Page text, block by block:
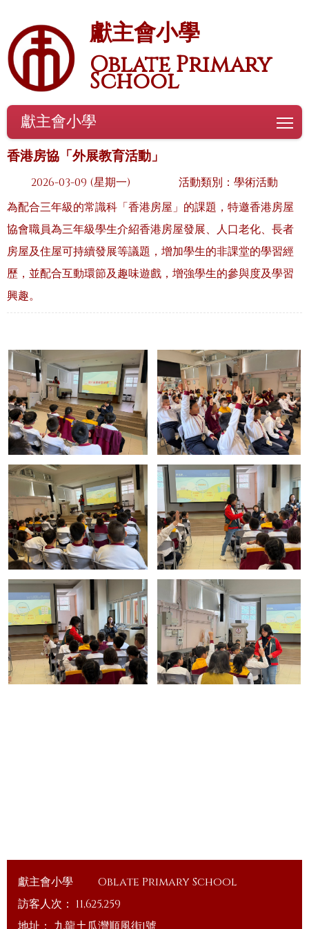
獻主會小學
Oblate Primary
School
獻主會小學
香港房協「外展教育活動」
2026-03-09 (星期一)
活動類別：學術活動
為配合三年級的常識科「香港房屋」的課題，特邀香港房屋
協會職員為三年級學生介紹香港房屋發展、人口老化、長者
房屋及住屋可持續發展等議題，增加學生的非課堂的學習經
歷，並配合互動環節及趣味遊戲，增強學生的參與度及學習
興趣。
獻主會小學
Oblate Primary School
訪客人次： 11,625,259